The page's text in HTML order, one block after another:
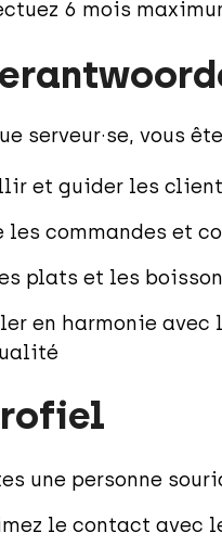
6 mois
serveur·se, vous
et guider les
les commandes et
plats et les
en harmonie
une personne
le contact avec